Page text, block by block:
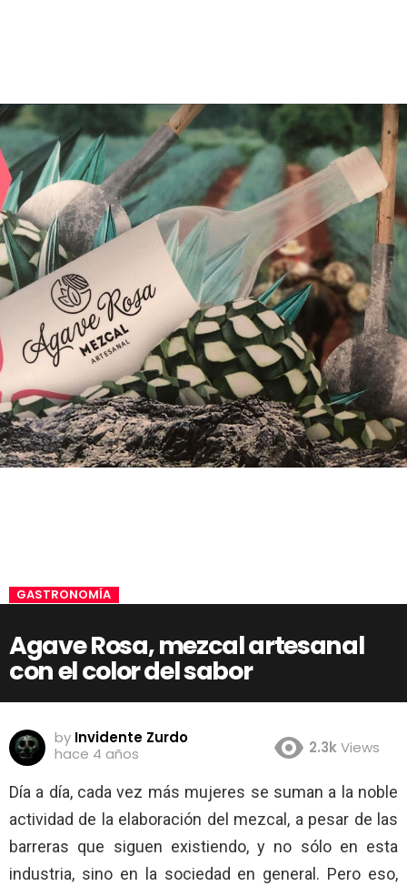
GASTRONOMÍA
Agave Rosa, mezcal artesanal
con el color del sabor
by Invidente Zurdo
hace 4 años
2.3kViews
Día a día, cada vez más mujeres se suman a la noble
actividad de la elaboración del mezcal, a pesar de las
barreras que siguen existiendo, y no sólo en esta
industria, sino en la sociedad en general. Pero eso,